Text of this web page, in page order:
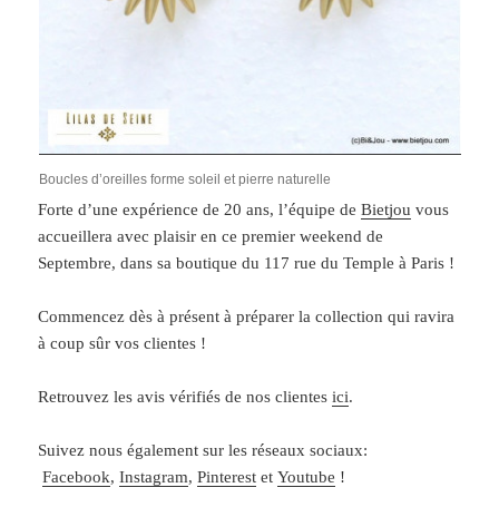
Boucles d’oreilles forme soleil et pierre naturelle
Forte d’une expérience de 20 ans, l’équipe deBietjou vous
accueillera avec plaisir en ce premier weekend de
Septembre, dans sa boutique du 117 rue du Temple à Paris !
Commencez dès à présent à préparer la collection qui ravira
à coup sûr vos clientes !
Retrouvez les avis vérifiés de nos clientesici.
Suivez nous également sur les réseaux sociaux:
Facebook,Instagram,Pinterest etYoutube !